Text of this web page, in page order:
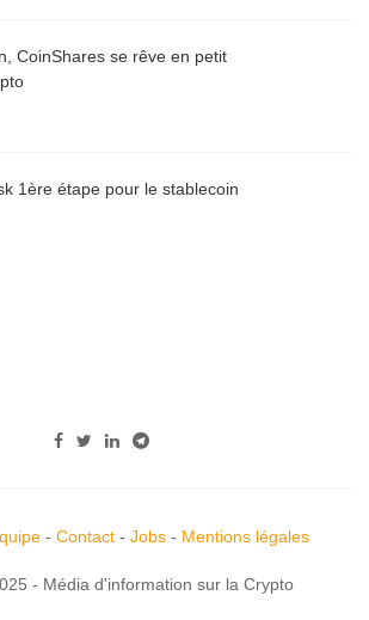
CoinShares se rêve en petit
1ère étape pour le stablecoin
- Contact- Jobs- Mentions légales
- Média d'information sur la Crypto